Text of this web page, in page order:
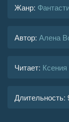
Академия
Жанр:
Автор: Алена
Читает:
Длительность: